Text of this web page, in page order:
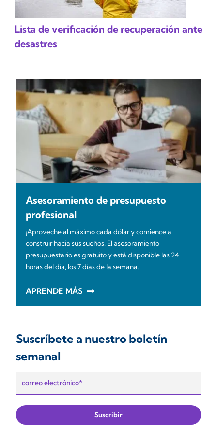
Lista de verificación de recuperación ante
desastres
Asesoramiento de presupuesto
profesional
¡Aproveche al máximo cada dólar y comience a
construir hacia sus sueños! El asesoramiento
presupuestario es gratuito y está disponible las 24
horas del día, los 7 días de la semana.
APRENDE MÁS
Suscríbete a nuestro boletín
semanal